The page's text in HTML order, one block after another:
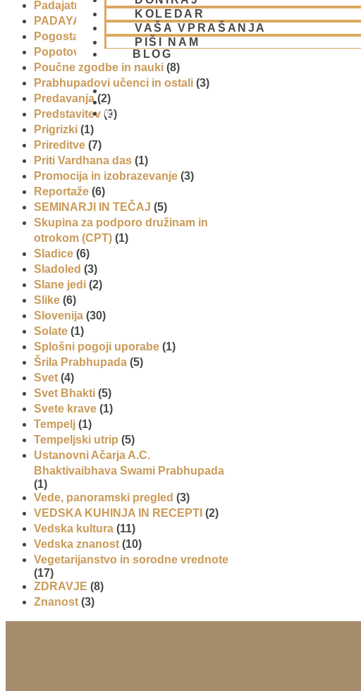
KOLEDAR
VAŠA VPRAŠANJA
PIŠI NAM
BLOG
01 431 21 24
Padajatra 2008(12)
PADAYATRA
(3)
Pogosta vprašanja(2)
Popotovanja
(1)
Poučne zgodbe in nauki (8)
Prabhupadovi učenci in ostali (3)
Predavanja(2)
Predstavitev (9)
Prigrizki (1)
Prireditve (7)
Priti Vardhana das (1)
Promocija in izobrazevanje (3)
Reportaže (6)
SEMINARJI IN TEČAJ (5)
Skupina za podporo družinam in
otrokom (CPT) (1)
Sladice (6)
Sladoled (3)
Slane jedi (2)
Slike (6)
Slovenija (30)
Solate (1)
Splošni pogoji uporabe (1)
Šrila Prabhupada (5)
Svet (4)
Svet Bhakti (5)
Svete krave (1)
Tempelj (1)
Tempeljski utrip (5)
Ustanovni Ačarja A.C.
Bhaktivaibhava Swami Prabhupada
(1)
Vede, panoramski pregled (3)
VEDSKA KUHINJA IN RECEPTI (2)
Vedska kultura (11)
Vedska znanost (10)
Vegetarijanstvo in sorodne vrednote
(17)
ZDRAVJE (8)
Znanost (3)